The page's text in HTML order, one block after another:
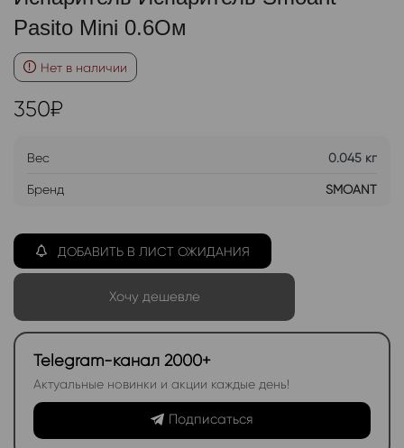
Pasito Mini 0.6Ом
Нет в наличии
350₽
Вес 0.045 кг
Бренд SMOANT
ДОБАВИТЬ В ЛИСТ ОЖИДАНИЯ
Хочу дешевле
Telegram-канал 2000+
Актуальные новинки и акции каждые день!
Подписаться